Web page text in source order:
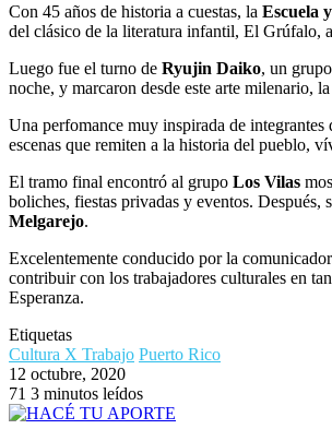
Con 45 años de historia a cuestas, la Escuela
del clásico de la literatura infantil, El Grúfalo,
Luego fue el turno de Ryujin Daiko, un
noche, y marcaron desde este arte milenario,
Una perfomance muy inspirada de
escenas que remiten a la historia del pueblo,
El tramo final encontró al grupo Los Vilas
boliches, fiestas privadas y eventos.
Melgarejo.
Excelentemente conducido por la
contribuir con los trabajadores culturales en
Esperanza.
Etiquetas
Cultura X Trabajo Puerto Rico
12 octubre, 2020
71 3 minutos leídos